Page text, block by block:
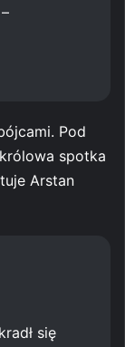
Pod
spotka
Arstan
się